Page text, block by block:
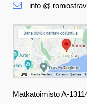
Suomi
Français
Deutsch
Ελληνική
info @
Matkatoimisto A-